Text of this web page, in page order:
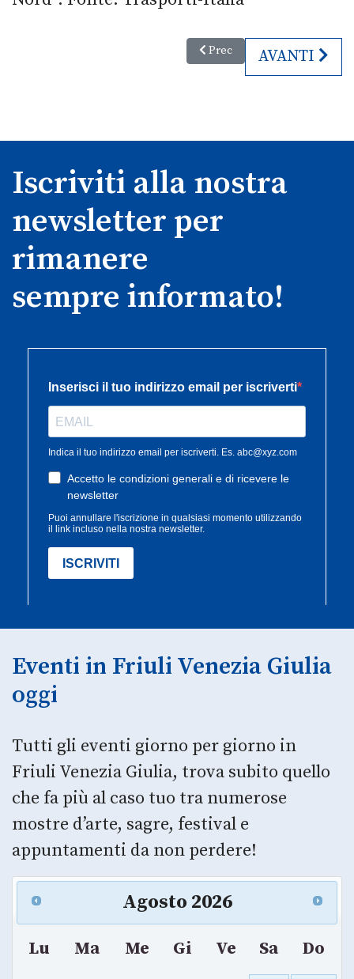
Articolo precedente:
Prec ARTICOLO
AVANTI
Iscriviti alla nostra
newsletter per
rimanere
sempre informato!
Eventi in Friuli Venezia Giulia
oggi
Tutti gli eventi giorno per giorno in
Friuli Venezia Giulia, trova subito quello
che fa più al caso tuo tra numerose
mostre d’arte, sagre, festival e
appuntamenti da non perdere!
Agosto 2026
Lu Ma Me Gi Ve Sa
Do